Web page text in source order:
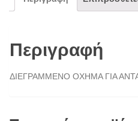
Περιγραφή
ΔΙΕΓΡΑΜΜΕΝΟ ΟΧΗΜΑ ΓΙΑ